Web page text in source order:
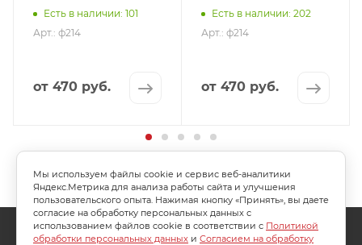
Есть в наличии: 101
Арт.: ф214
от 470 руб.
Есть в наличии: 202
Арт.: ф214
от 470 руб.
О КОМПАНИИ АКЦИИ КАК КУПИТЬ
Мы используем файлы cookie и сервис веб-аналитики
Яндекс.Метрика для анализа работы сайта и улучшения
пользовательского опыта. Нажимая кнопку «Принять», вы даете
согласие на обработку персональных данных с
использованием файлов cookie в соответствии с Политикой
обработки персональных данных и Согласием на обработку